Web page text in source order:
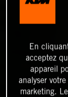
En
acceptez
appareil
analyser
marketing.